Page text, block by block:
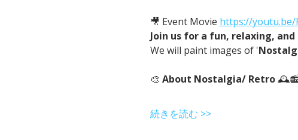
🎥 Event Movie https://youtu.be/
Join us for a fun, relaxing,
We will paint images of '
🎨 About Nostalgia/ Retro
続きを読む >>